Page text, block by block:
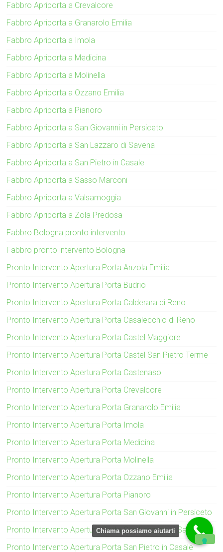
Fabbro Apriporta a Crevalcore
Fabbro Apriporta a Granarolo Emilia
Fabbro Apriporta a Imola
Fabbro Apriporta a Medicina
Fabbro Apriporta a Molinella
Fabbro Apriporta a Ozzano Emilia
Fabbro Apriporta a Pianoro
Fabbro Apriporta a San Giovanni in Persiceto
Fabbro Apriporta a San Lazzaro di Savena
Fabbro Apriporta a San Pietro in Casale
Fabbro Apriporta a Sasso Marconi
Fabbro Apriporta a Valsamoggia
Fabbro Apriporta a Zola Predosa
Fabbro Bologna pronto intervento
Fabbro pronto intervento Bologna
Pronto Intervento Apertura Porta Anzola Emilia
Pronto Intervento Apertura Porta Budrio
Pronto Intervento Apertura Porta Calderara di Reno
Pronto Intervento Apertura Porta Casalecchio di Reno
Pronto Intervento Apertura Porta Castel Maggiore
Pronto Intervento Apertura Porta Castel San Pietro Terme
Pronto Intervento Apertura Porta Castenaso
Pronto Intervento Apertura Porta Crevalcore
Pronto Intervento Apertura Porta Granarolo Emilia
Pronto Intervento Apertura Porta Imola
Pronto Intervento Apertura Porta Medicina
Pronto Intervento Apertura Porta Molinella
Pronto Intervento Apertura Porta Ozzano Emilia
Pronto Intervento Apertura Porta Pianoro
Pronto Intervento Apertura Porta San Giovanni in Persiceto
Pronto Intervento Apertura Porta San Lazzaro di Savena
Pronto Intervento Apertura Porta San Pietro in Casale
Chiama possiamo aiutarti